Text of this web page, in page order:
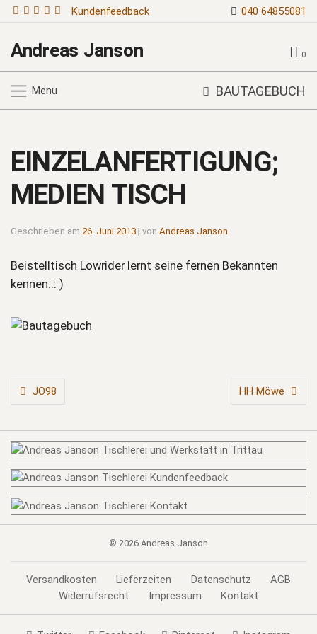
Kundenfeedback 040 64855081
Andreas Janson 0
Menu BAUTAGEBUCH
EINZELANFERTIGUNG;
MEDIEN TISCH
Geschrieben am 26. Juni 2013 | von Andreas Janson
Beistelltisch Lowrider lernt seine fernen Bekannten
kennen..: )
BEITRAGSNAVIGATIONJO98 HH Möwe
© 2026 Andreas Janson
Versandkosten Lieferzeiten Datenschutz
AGB
Widerrufsrecht
Impressum Kontakt